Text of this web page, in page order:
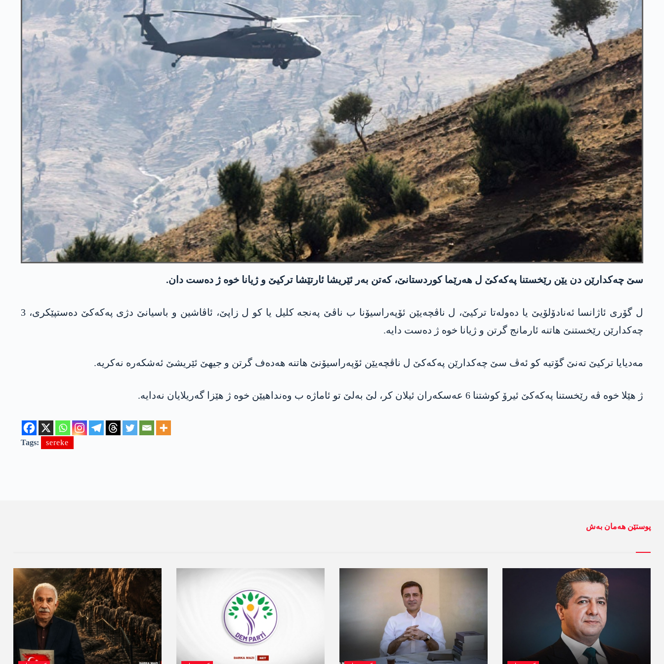
سێ چه‌كدارێن دن یێن رێخستنا په‌كه‌كێ ل هه‌رێما كوردستانێ، كه‌تن به‌ر ئێریشا ئارتێشا تركیێ و ژیانا خوه‌ ژ ده‌ست دان.
ل گۆری ئاژانسا ئه‌نادۆلۆیێ یا ده‌وله‌تا تركیێ، ل ناڤچه‌یێن ئۆپه‌راسیۆنا ب ناڤێ په‌نجه‌ كلیل یا كو ل زاپێ، ئاڤاشین و باسیانێ دژی په‌كه‌كێ ده‌ستپێكری، 3
چه‌كدارێن رێخستنێ هاتنه‌ ئارمانج گرتن و ژیانا خوه‌ ژ ده‌ست دایه‌.
مه‌دیایا تركیێ ته‌نێ گۆتیه‌ كو ئه‌ڤ سێ چه‌كدارێن په‌كه‌كێ ل ناڤچه‌یێن ئۆپه‌راسیۆنێ هاتنه‌ هه‌ده‌ف گرتن و جیهێ ئێریشێ ئه‌شكه‌ره‌ نه‌كریه‌.
ژ هێلا خوه‌ ڤه‌ رێخستنا په‌كه‌كێ ئیرۆ کوشتنا 6 عه‌سكه‌ران ئیلان كر، لێ به‌لێ تو ئاماژه‌ ب وه‌نداهیێن خوه‌ ژ هێزا گه‌ریلایان نه‌دایه‌.
Tags: sereke
پوستێن ھەمان بەش